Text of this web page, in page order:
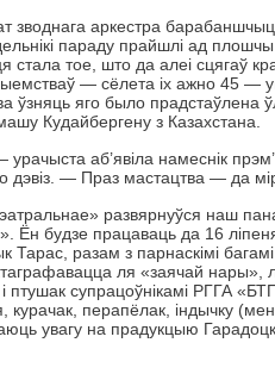
аркестра
параду прайшлі ад
тое, што да алеі сцягаў
— сёлета іх ажно 45 —
ўзняць яго было прадстаўлена
Кудайбергену з Казахстана.
аб’явіла намеснік
дэвіз. — Праз мастацтва — да
развярнуўся наш
Ён будзе працаваць да 16
Тарас, разам з парнаскімі
ля «заячай нары»,
птушак супрацоўнікамі РГГА
курачак, перапёлак, індычку
увагу на прадукцыю